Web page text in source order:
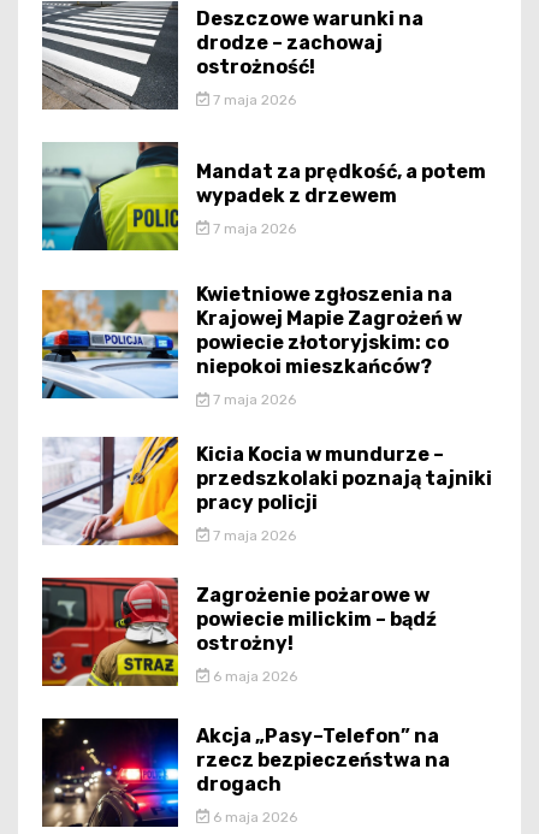
Deszczowe warunki na
drodze – zachowaj
ostrożność!
7 maja 2026
Mandat za prędkość, a potem
wypadek z drzewem
7 maja 2026
Kwietniowe zgłoszenia na
Krajowej Mapie Zagrożeń w
powiecie złotoryjskim: co
niepokoi mieszkańców?
7 maja 2026
Kicia Kocia w mundurze –
przedszkolaki poznają tajniki
pracy policji
7 maja 2026
Zagrożenie pożarowe w
powiecie milickim – bądź
ostrożny!
6 maja 2026
Akcja „Pasy–Telefon” na
rzecz bezpieczeństwa na
drogach
6 maja 2026